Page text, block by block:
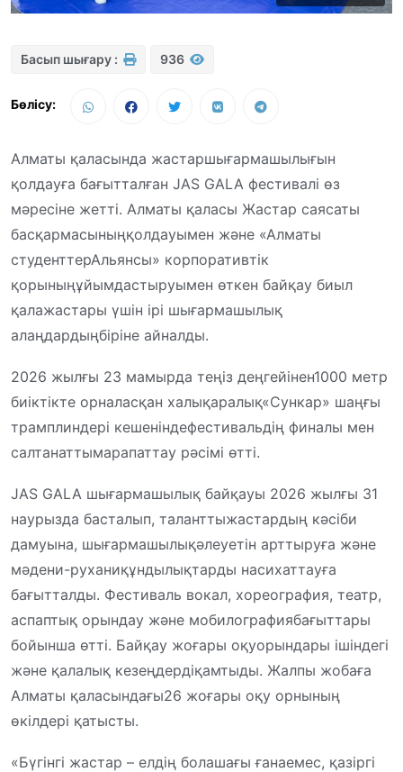
Басып шығару : 936
Бөлісу:
Алматы қаласында жастаршығармашылығын
қолдауға бағытталған JAS GALA фестивалі өз
мәресіне жетті. Алматы қаласы Жастар саясаты
басқармасыныңқолдауымен және «Алматы
студенттерАльянсы» корпоративтік
қорыныңұйымдастыруымен өткен байқау биыл
қалажастары үшін ірі шығармашылық
алаңдардыңбіріне айналды.
2026 жылғы 23 мамырда теңіз деңгейінен1000 метр
биіктікте орналасқан халықаралық«Сункар» шаңғы
трамплиндері кешеніндефестивальдің финалы мен
салтанаттымарапаттау рәсімі өтті.
JAS GALA шығармашылық байқауы 2026 жылғы 31
наурызда басталып, таланттыжастардың кәсіби
дамуына, шығармашылықәлеуетін арттыруға және
мәдени-руханиқұндылықтарды насихаттауға
бағытталды. Фестиваль вокал, хореография, театр,
аспаптық орындау және мобилографиябағыттары
бойынша өтті. Байқау жоғары оқуорындары ішіндегі
және қалалық кезеңдердіқамтыды. Жалпы жобаға
Алматы қаласындағы26 жоғары оқу орнының
өкілдері қатысты.
«Бүгінгі жастар – елдің болашағы ғанаемес, қазіргі